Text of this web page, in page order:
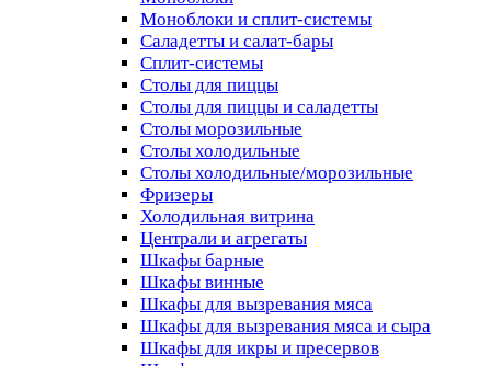
Моноблоки и сплит-системы
Саладетты и салат-бары
Сплит-системы
Столы для пиццы
Столы для пиццы и саладетты
Столы морозильные
Столы холодильные
Столы холодильные/морозильные
Фризеры
Холодильная витрина
Централи и агрегаты
Шкафы барные
Шкафы винные
Шкафы для вызревания мяса
Шкафы для вызревания мяса и сыра
Шкафы для икры и пресервов